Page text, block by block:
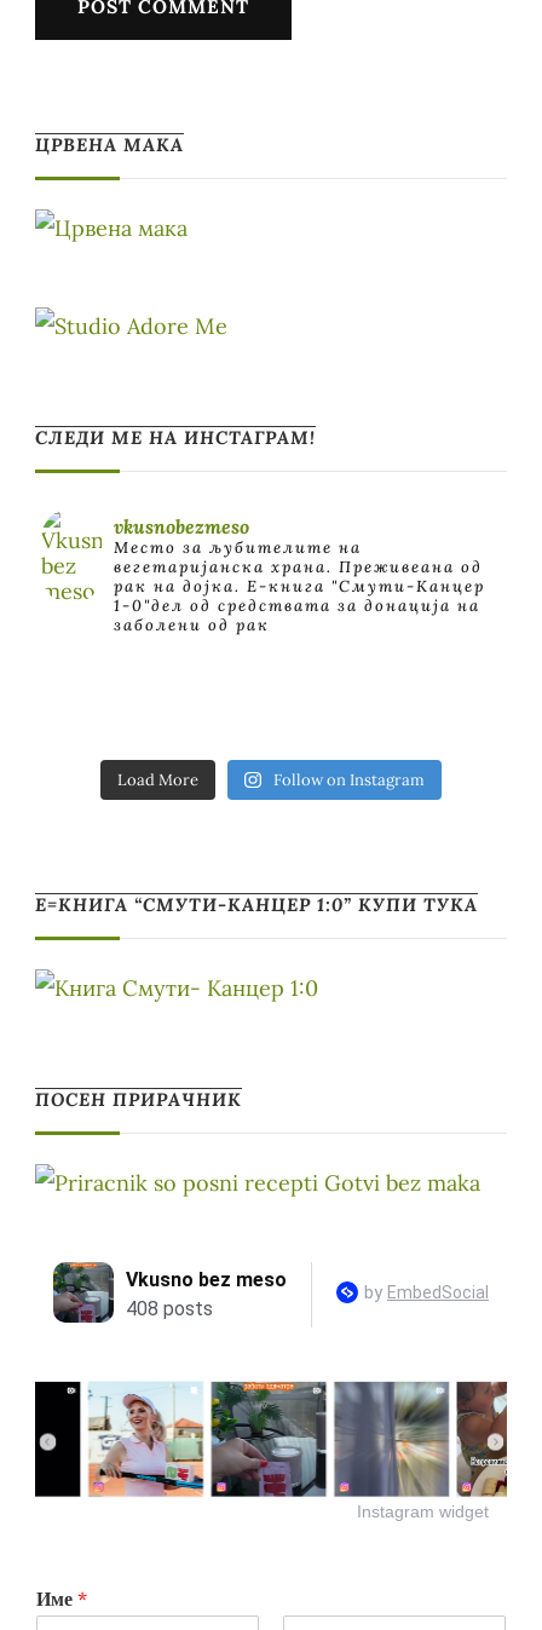
ЦРВЕНА МАКА
СЛЕДИ МЕ НА ИНСТАГРАМ!
vkusnobezmeso
Место за љубителите на
вегетаријанска храна. Преживеана од
рак на дојка. E-книга "Смути-Канцер
1-0"дел од средствата за донација на
заболени од рак
Load More Follow on Instagram
Е=КНИГА “СМУТИ-КАНЦЕР 1:0” КУПИ ТУКА
ПОСЕН ПРИРАЧНИК
Instagram widget
Име *